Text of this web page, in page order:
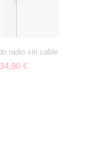
radio sin cable
34,90 €